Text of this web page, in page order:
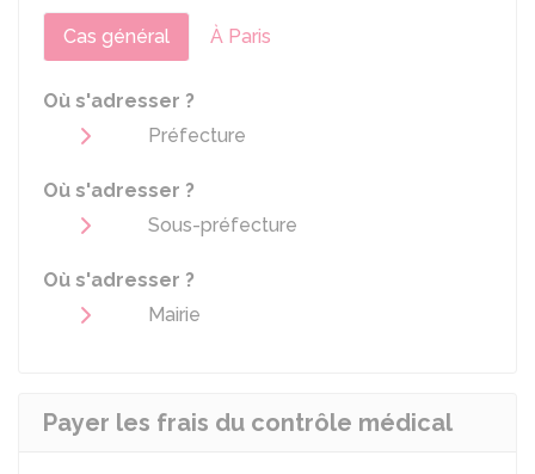
Cas général À Paris
Où s'adresser ?
Préfecture
Où s'adresser ?
Sous-préfecture
Où s'adresser ?
Mairie
Payer les frais du contrôle médical